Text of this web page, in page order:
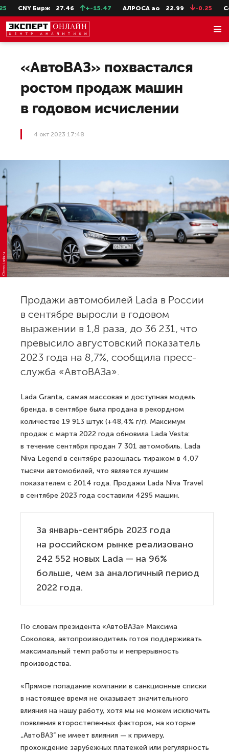
CNY Бирж 27.46 +-15.47 АЛРОСА ао 22.99 -0.25
«АвтоВАЗ» похвастался
ростом продаж машин
в годовом исчислении
4 окт 2023 17:48
Фото: lada.ru
Продажи автомобилей Lada в России
в сентябре выросли в годовом
выражении в 1,8 раза, до 36 231, что
превысило августовский показатель
2023 года на 8,7%, сообщила пресс-
служба «АвтоВАЗа».
Lada Granta, самая массовая и доступная модель
бренда, в сентябре была продана в рекордном
количестве 19 913 штук (+48,4% г/г). Максимум
продаж с марта 2022 года обновила Lada Vesta:
в течение сентября продан 7 301 автомобиль. Lada
Niva Legend в сентябре разошлась тиражом в 4,07
тысячи автомобилей, что является лучшим
показателем с 2014 года. Продажи Lada Niva Travel
в сентябре 2023 года составили 4295 машин.
За январь-сентябрь 2023 года
на российском рынке реализовано
242 552 новых Lada — на 96%
больше, чем за аналогичный период
2022 года.
По словам президента «АвтоВАЗа» Максима
Соколова, автопроизводитель готов поддерживать
максимальный темп работы и непрерывность
производства.
«Прямое попадание компании в санкционные списки
в настоящее время не оказывает значительного
влияния на нашу работу, хотя мы не можем исключить
появления второстепенных факторов, на которые
„АвтоВАЗ“ не имеет влияния — к примеру,
прохождение зарубежных платежей или регулярность